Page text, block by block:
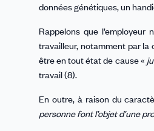
données génétiques, un
Rappelons que
travailleur, notamment par la
être en tout état de cause «
travail (8).
En outre, à raison du
personne font l’objet d’une